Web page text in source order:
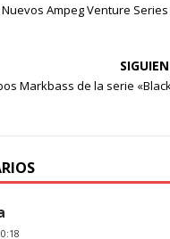
Nuevos Ampeg Venture Series
Markbass de la serie